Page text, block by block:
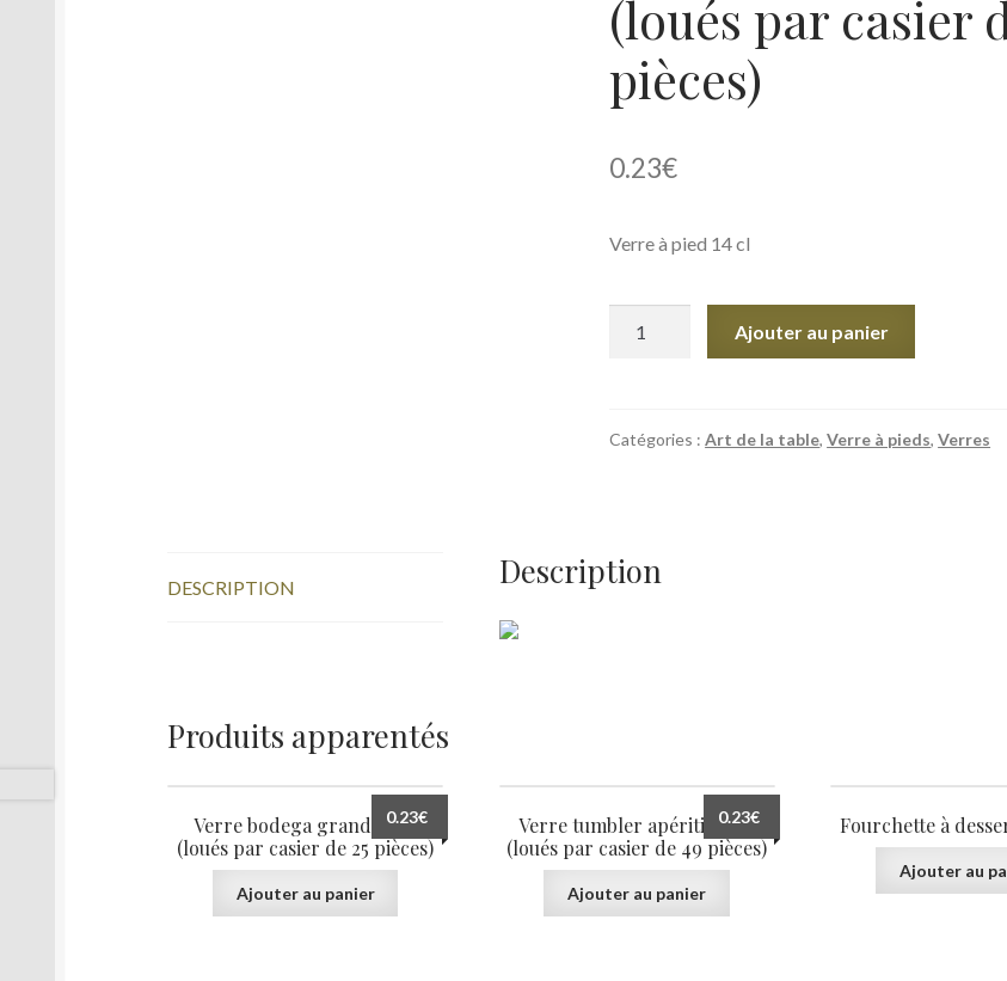
(loués par casier
pièces)
0.23€
Verre à pied 14 cl
pied
par
casier
Ajouter au panier
Catégories :Art de la table,Verre à pieds,Verres
DESCRIPTION Description
Produits apparentés
Verre bodega grand 50 cl
(loués par casier de 25 pièces)
0.23€
Ajouter au panier
Verre tumbler apéritif 25 cl
(loués par casier de 49 pièces)
0.23€
Ajouter au panier
Fourchette à
Ajouter au